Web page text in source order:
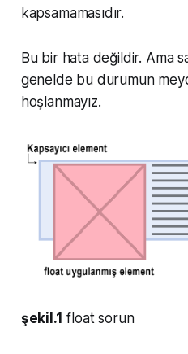
kapsamamasıdır.
Bu bir hata değildir. Ama
genelde bu durumun
hoşlanmayız.
şekil.1 float sorun